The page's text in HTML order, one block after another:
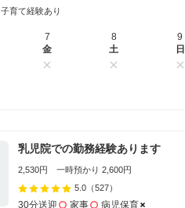
子育て経験あり
7
金
8
土
9
日
乳児院での勤務経験あります
2,530円 一時預かり 2,600円
5.0 （527）
30分送迎 家事 病児保育